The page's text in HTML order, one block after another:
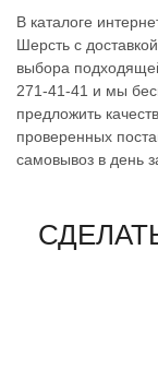
В каталоге
Шерсть с
выбора
271-41-41 и мы
предложить
проверенных
самовывоз в день